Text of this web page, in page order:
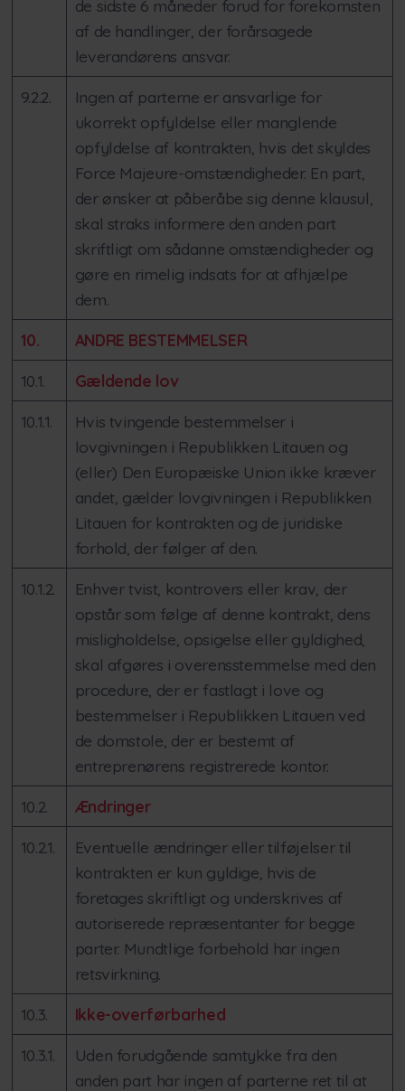
de sidste 6 måneder forud for forekomsten
af de handlinger, der forårsagede
leverandørens ansvar.
9.2.2.
Ingen af parterne er ansvarlige for
ukorrekt opfyldelse eller manglende
opfyldelse af kontrakten, hvis det skyldes
Force Majeure-omstændigheder. En part,
der ønsker at påberåbe sig denne klausul,
skal straks informere den anden part
skriftligt om sådanne omstændigheder og
gøre en rimelig indsats for at afhjælpe
dem.
10. ANDRE BESTEMMELSER
10.1. Gældende lov
10.1.1.
Hvis tvingende bestemmelser i
lovgivningen i Republikken Litauen og
(eller) Den Europæiske Union ikke kræver
andet, gælder lovgivningen i Republikken
Litauen for kontrakten og de juridiske
forhold, der følger af den.
10.1.2.
Enhver tvist, kontrovers eller krav, der
opstår som følge af denne kontrakt, dens
misligholdelse, opsigelse eller gyldighed,
skal afgøres i overensstemmelse med den
procedure, der er fastlagt i love og
bestemmelser i Republikken Litauen ved
de domstole, der er bestemt af
entreprenørens registrerede kontor.
10.2. Ændringer
10.2.1.
Eventuelle ændringer eller tilføjelser til
kontrakten er kun gyldige, hvis de
foretages skriftligt og underskrives af
autoriserede repræsentanter for begge
parter. Mundtlige forbehold har ingen
retsvirkning.
10.3. Ikke-overførbarhed
10.3.1.
Uden forudgående samtykke fra den
anden part har ingen af parterne ret til at